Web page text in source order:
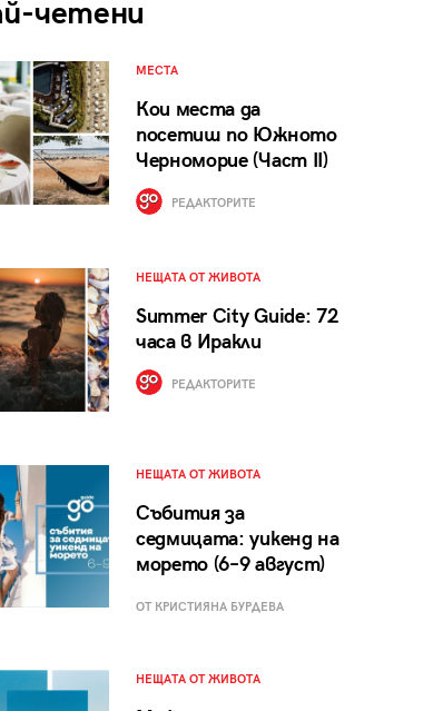
четени
МЕСТА
Кои места да
посетиш по Южното
Черноморие (Част II)
РЕДАКТОРИТЕ
НЕЩАТА ОТ ЖИВОТА
Summer City Guide: 72
часа в Иракли
РЕДАКТОРИТЕ
НЕЩАТА ОТ ЖИВОТА
Събития за
седмицата: уикенд на
морето (6–9 август)
ОТ КРИСТИЯНА БУРДЕВА
НЕЩАТА ОТ ЖИВОТА